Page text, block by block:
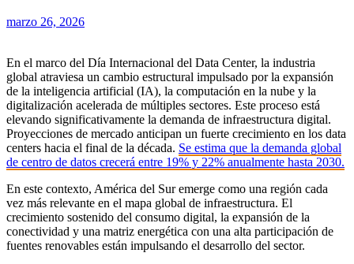
marzo 26, 2026
En el marco del Día Internacional del Data Center, la industria
global atraviesa un cambio estructural impulsado por la expansión
de la inteligencia artificial (IA), la computación en la nube y la
digitalización acelerada de múltiples sectores. Este proceso está
elevando significativamente la demanda de infraestructura digital.
Proyecciones de mercado anticipan un fuerte crecimiento en los data
centers hacia el final de la década. Se estima que la demanda global
de centro de datos crecerá entre 19% y 22% anualmente hasta 2030.
En este contexto, América del Sur emerge como una región cada
vez más relevante en el mapa global de infraestructura. El
crecimiento sostenido del consumo digital, la expansión de la
conectividad y una matriz energética con una alta participación de
fuentes renovables están impulsando el desarrollo del sector.